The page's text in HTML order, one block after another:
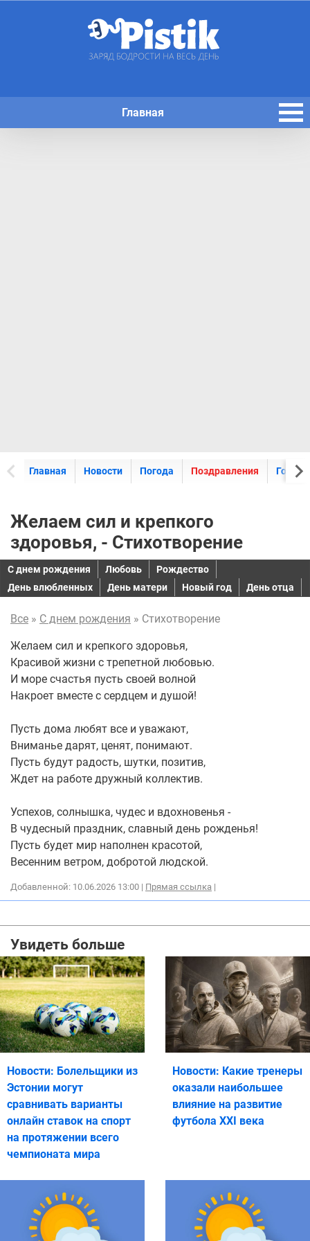
Главная
Главная Новости Погода Поздравления
Желаем сил и крепкого
здоровья, - Стихотворение
C днем рождения Любовь
Рождество
День влюбленных
День матери Новый год День отца
Все » C днем рождения » Стихотворение
Желаем сил и крепкого здоровья,
Красивой жизни с трепетной любовью.
И море счастья пусть своей волной
Накроет вместе с сердцем и душой!
Пусть дома любят все и уважают,
Вниманье дарят, ценят, понимают.
Пусть будут радость, шутки, позитив,
Ждет на работе дружный коллектив.
Успехов, солнышка, чудес и вдохновенья -
В чудесный праздник, славный день рожденья!
Пусть будет мир наполнен красотой,
Весенним ветром, добротой людской.
Добавленной: 10.06.2026 13:00 | Прямая ссылка |
Увидеть больше
Новости: Болельщики из
Эстонии могут
сравнивать варианты
онлайн ставок на спорт
на протяжении всего
чемпионата мира
Новости: Какие тренеры
оказали наибольшее
влияние на развитие
футбола XXI века